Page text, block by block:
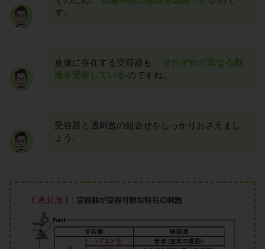
す。
皮膚に存在する受容器も、
それぞれが異なる刺
激を受容している のですね。
受容器と適刺激の組合せをしっかりおさえまし
ょう。